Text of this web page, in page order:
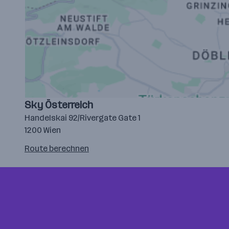
Sky Österreich
Handelskai 92/Rivergate Gate 1
1200 Wien
Route
Route berechnen